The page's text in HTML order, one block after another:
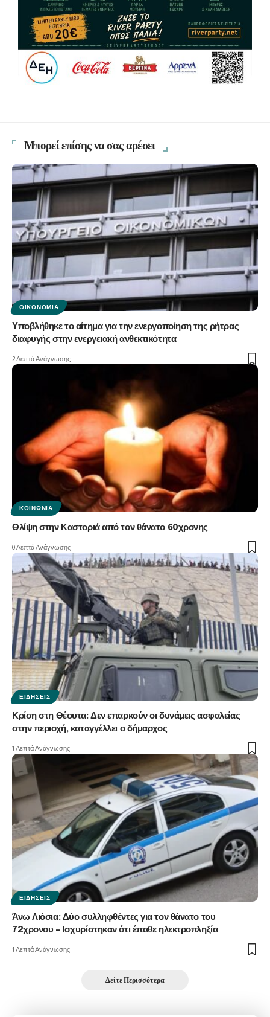
Μπορεί επίσης να σας αρέσει
ΟΙΚΟΝΟΜΊΑ
Υποβλήθηκε το αίτημα για την ενεργοποίηση της ρήτρας
διαφυγής στην ενεργειακή ανθεκτικότητα
2 Λεπτά Ανάγνωσης
ΚΟΙΝΩΝΊΑ
Θλίψη στην Καστοριά από τον θάνατο 60χρονης
0 Λεπτά Ανάγνωσης
ΕΙΔΉΣΕΙΣ
Κρίση στη Θέουτα: Δεν επαρκούν οι δυνάμεις ασφαλείας
στην περιοχή, καταγγέλλει ο δήμαρχος
1 Λεπτά Ανάγνωσης
ΕΙΔΉΣΕΙΣ
Άνω Λιόσια: Δύο συλληφθέντες για τον θάνατο του
72χρονου – Ισχυρίστηκαν ότι έπαθε ηλεκτροπληξία
1 Λεπτά Ανάγνωσης
Δείτε Περισσότερα